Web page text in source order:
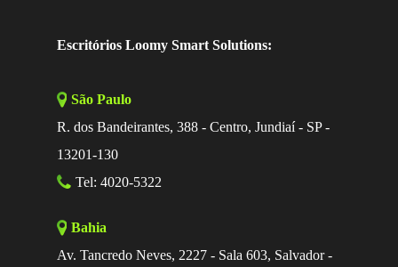
Escritórios Loomy Smart Solutions:
São Paulo
R. dos Bandeirantes, 388 - Centro, Jundiaí - SP -
13201-130
Tel: 4020-5322
Bahia
Av. Tancredo Neves, 2227 - Sala 603, Salvador -